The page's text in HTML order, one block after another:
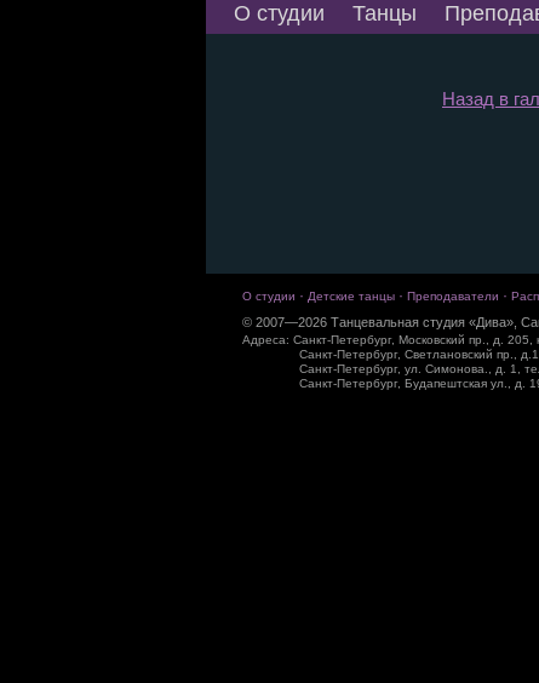
О студии Танцы
Назад в
О студии · Детские танцы· Преподаватели ·
© 2007—2026 Танцевальная студия «Дива»,
Адреса: Санкт-Петербург, Московский пр., д. 205,
Санкт-Петербург, Светлановский пр.,
Санкт-Петербург, ул. Симонова., д. 1,
Санкт-Петербург, Будапештская ул., д.